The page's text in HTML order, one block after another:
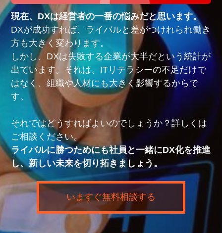
現在、DXは経営者の一番の悩みだと思います。
DXが成功すれば、ライバルと差がつけれられ働き
方も大きく変わります。
しかし、DXは失敗する企業が大半だという統計が
出ています。それは、ITリテラシーの不足だけで
はなく、組織や人材にも大きく影響するからで
す。
それではどうすればよいのでしょうか？詳しくは
ご相談ください。
ライバルに勝つためにも社員と一緒にDX化を推進
し、新しい未来を切り拓きましょう。
いますぐ無料相談する